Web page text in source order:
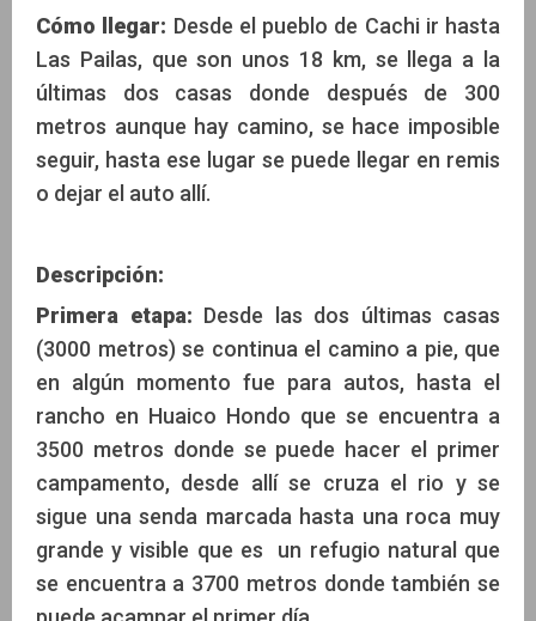
Cómo llegar: Desde el pueblo de Cachi ir hasta
Las Pailas, que son unos 18 km, se llega a la
últimas dos casas donde después de 300
metros aunque hay camino, se hace imposible
seguir, hasta ese lugar se puede llegar en remis
o dejar el auto allí.
Descripción:
Primera etapa: Desde las dos últimas casas
(3000 metros) se continua el camino a pie, que
en algún momento fue para autos, hasta el
rancho en Huaico Hondo que se encuentra a
3500 metros donde se puede hacer el primer
campamento, desde allí se cruza el rio y se
sigue una senda marcada hasta una roca muy
grande y visible que es un refugio natural que
se encuentra a 3700 metros donde también se